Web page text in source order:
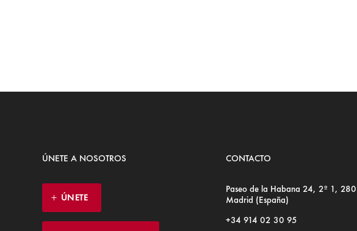
ÚNETE A NOSOTROS
ÚNETE
CONTACTO
Paseo de la Habana 24, 2º 1,
Madrid (España)
+34 914 02 30 95